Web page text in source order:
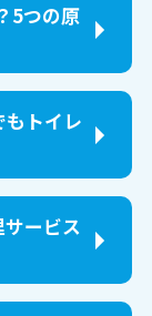
5つの原
トイレ
ービス